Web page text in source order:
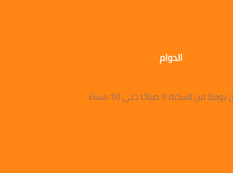
الدوام
من الساعة 9 صباحًا حتى 10 مساءً